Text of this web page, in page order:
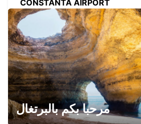
CONSTANTA AIRPORT
MIHAIL KOGALNICEANU - ROMANIA
CONSTANTA DOWN TOWN
CONSTANTA - ROMANIA
مرحبا بكم بالبرتغال